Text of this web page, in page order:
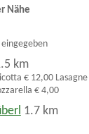
Nähe
km
€ 12,00
€ 4,00
1.7 km